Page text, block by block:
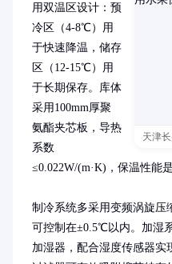
天津
用双温区设计：预
冷区（4-8℃）用
于快速降温，储存
区（12-15℃）用
于长期保存。库体
采用100mm厚聚
氨酯夹芯板，导热
系数
≤0.022W/(m·K)，保温性能
制冷系统多采用变频涡旋压
可控制在±0.5℃以内。加湿
加湿器，配合湿度传感器实